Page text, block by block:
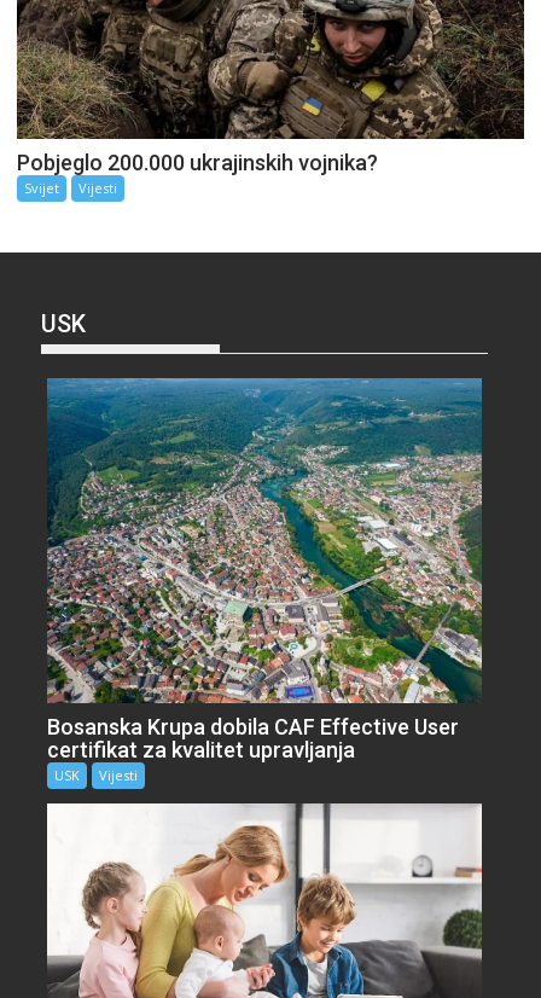
Pobjeglo 200.000 ukrajinskih vojnika?
Svijet Vijesti
USK
Bosanska Krupa dobila CAF Effective User
certifikat za kvalitet upravljanja
USK Vijesti